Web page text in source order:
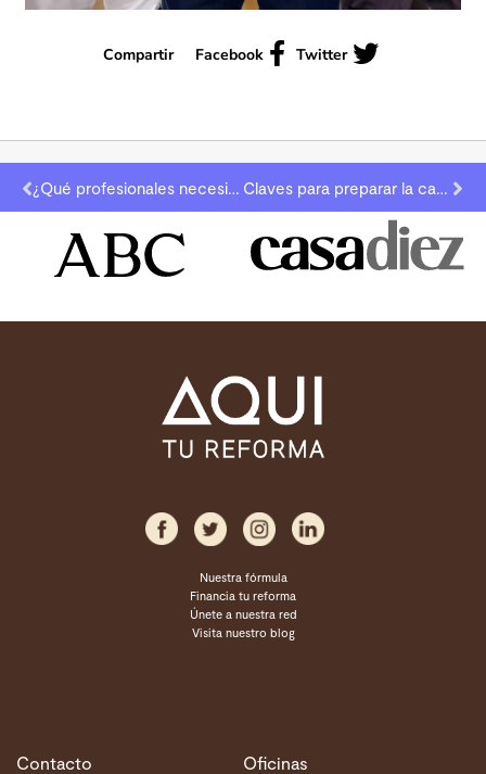
Compartir Facebook Twitter
¿Qué profesionales necesitas para una buena reforma? Claves para preparar la casa para el invierno
Nuestra fórmula
Financia tu reforma
Únete a nuestra red
Visita nuestro blog
Contacto Oficinas